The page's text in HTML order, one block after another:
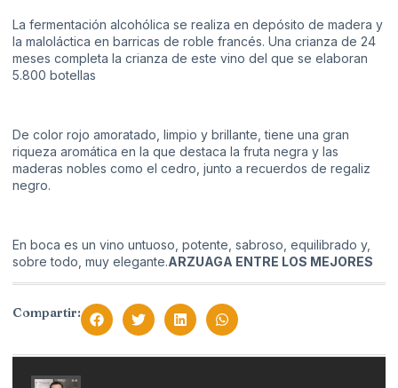
La fermentación alcohólica se realiza en depósito de madera y
la maloláctica en barricas de roble francés. Una crianza de 24
meses completa la crianza de este vino del que se elaboran
5.800 botellas
De color rojo amoratado, limpio y brillante, tiene una gran
riqueza aromática en la que destaca la fruta negra y las
maderas nobles como el cedro, junto a recuerdos de regaliz
negro.
En boca es un vino untuoso, potente, sabroso, equilibrado y,
sobre todo, muy elegante.ARZUAGA ENTRE LOS MEJORES
Compartir: